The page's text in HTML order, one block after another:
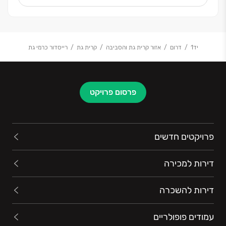
הזמנים, היחס האישי והשירות הפרטני, הפכו את החברה
יד1 דרום אזור קרית גת והסביבה קרית גת רייסדור כרמי גת
פרסום פרויקט
פרויקטים חדשים
דירות למכירה
דירות להשכרה
עמודים פופולריים